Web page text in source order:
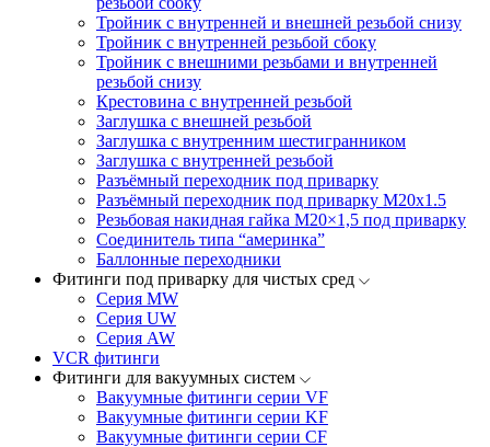
Тройник с внутренней и внешней резьбой снизу
Тройник с внутренней резьбой сбоку
Тройник с внешними резьбами и внутренней
резьбой снизу
Крестовина с внутренней резьбой
Заглушка с внешней резьбой
Заглушка с внутренним шестигранником
Заглушка с внутренней резьбой
Разъёмный переходник под приварку
Разъёмный переходник под приварку М20х1.5
Резьбовая накидная гайка M20×1,5 под приварку
Соединитель типа “америнка”
Баллонные переходники
Фитинги под приварку для чистых сред
Серия MW
Серия UW
Серия AW
VCR фитинги
Фитинги для вакуумных систем
Вакуумные фитинги серии VF
Вакуумные фитинги серии KF
Вакуумные фитинги серии CF